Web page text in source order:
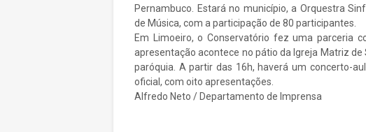
Pernambuco. Estará no município, a Orquestra
de Música, com a participação de 80 participantes.
Em Limoeiro, o Conservatório fez uma parceria
apresentação acontece no pátio da Igreja Matriz
paróquia. A partir das 16h, haverá um concerto-
oficial, com oito apresentações.
Alfredo Neto / Departamento de Imprensa